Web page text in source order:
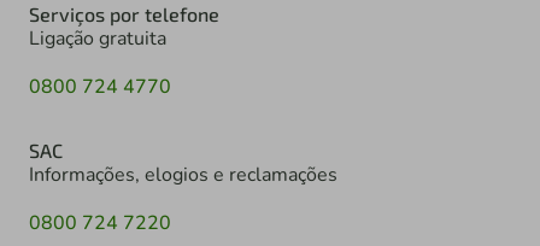
Serviços por telefone
Ligação gratuita
0800 724 4770
SAC
Informações, elogios e reclamações
0800 724 7220